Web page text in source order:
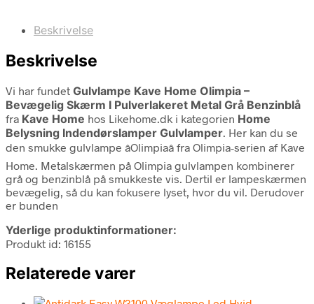
Beskrivelse
Beskrivelse
Vi har fundet Gulvlampe Kave Home Olimpia –
Bevægelig Skærm I Pulverlakeret Metal Grå Benzinblå
fra Kave Home hos Likehome.dk i kategorien Home
Belysning Indendørslamper Gulvlamper. Her kan du se
den smukke gulvlampe âOlimpiaâ fra Olimpia-serien af Kave
Home. Metalskærmen på Olimpia gulvlampen kombinerer
grå og benzinblå på smukkeste vis. Dertil er lampeskærmen
bevægelig, så du kan fokusere lyset, hvor du vil. Derudover
er bunden
Yderlige produktinformationer:
Produkt id: 16155
Relaterede varer